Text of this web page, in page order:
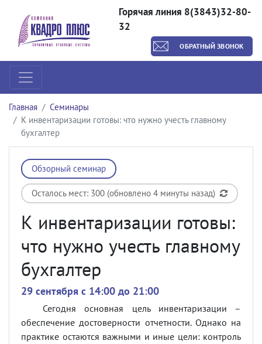
Горячая линия 8(3843)32-80-
32
ОБРАТНЫЙ ЗВОНОК
Главная
Семинары
К инвентаризации готовы: что нужно учесть главному
бухгалтер
Обзорный семинар
Осталось мест: 300 (обновлено 4 минуты назад)
К инвентаризации готовы:
что нужно учесть главному
бухгалтер
29 сентября c 14:00 до 21:00
Сегодня основная цель инвентаризации –
обеспечение достоверности отчетности. Однако на
практике остаются важными и иные цели: контроль